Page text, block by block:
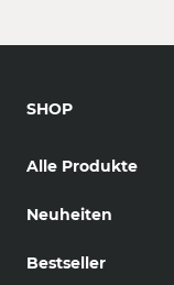
SHOP
Alle Produkte
Neuheiten
Bestseller